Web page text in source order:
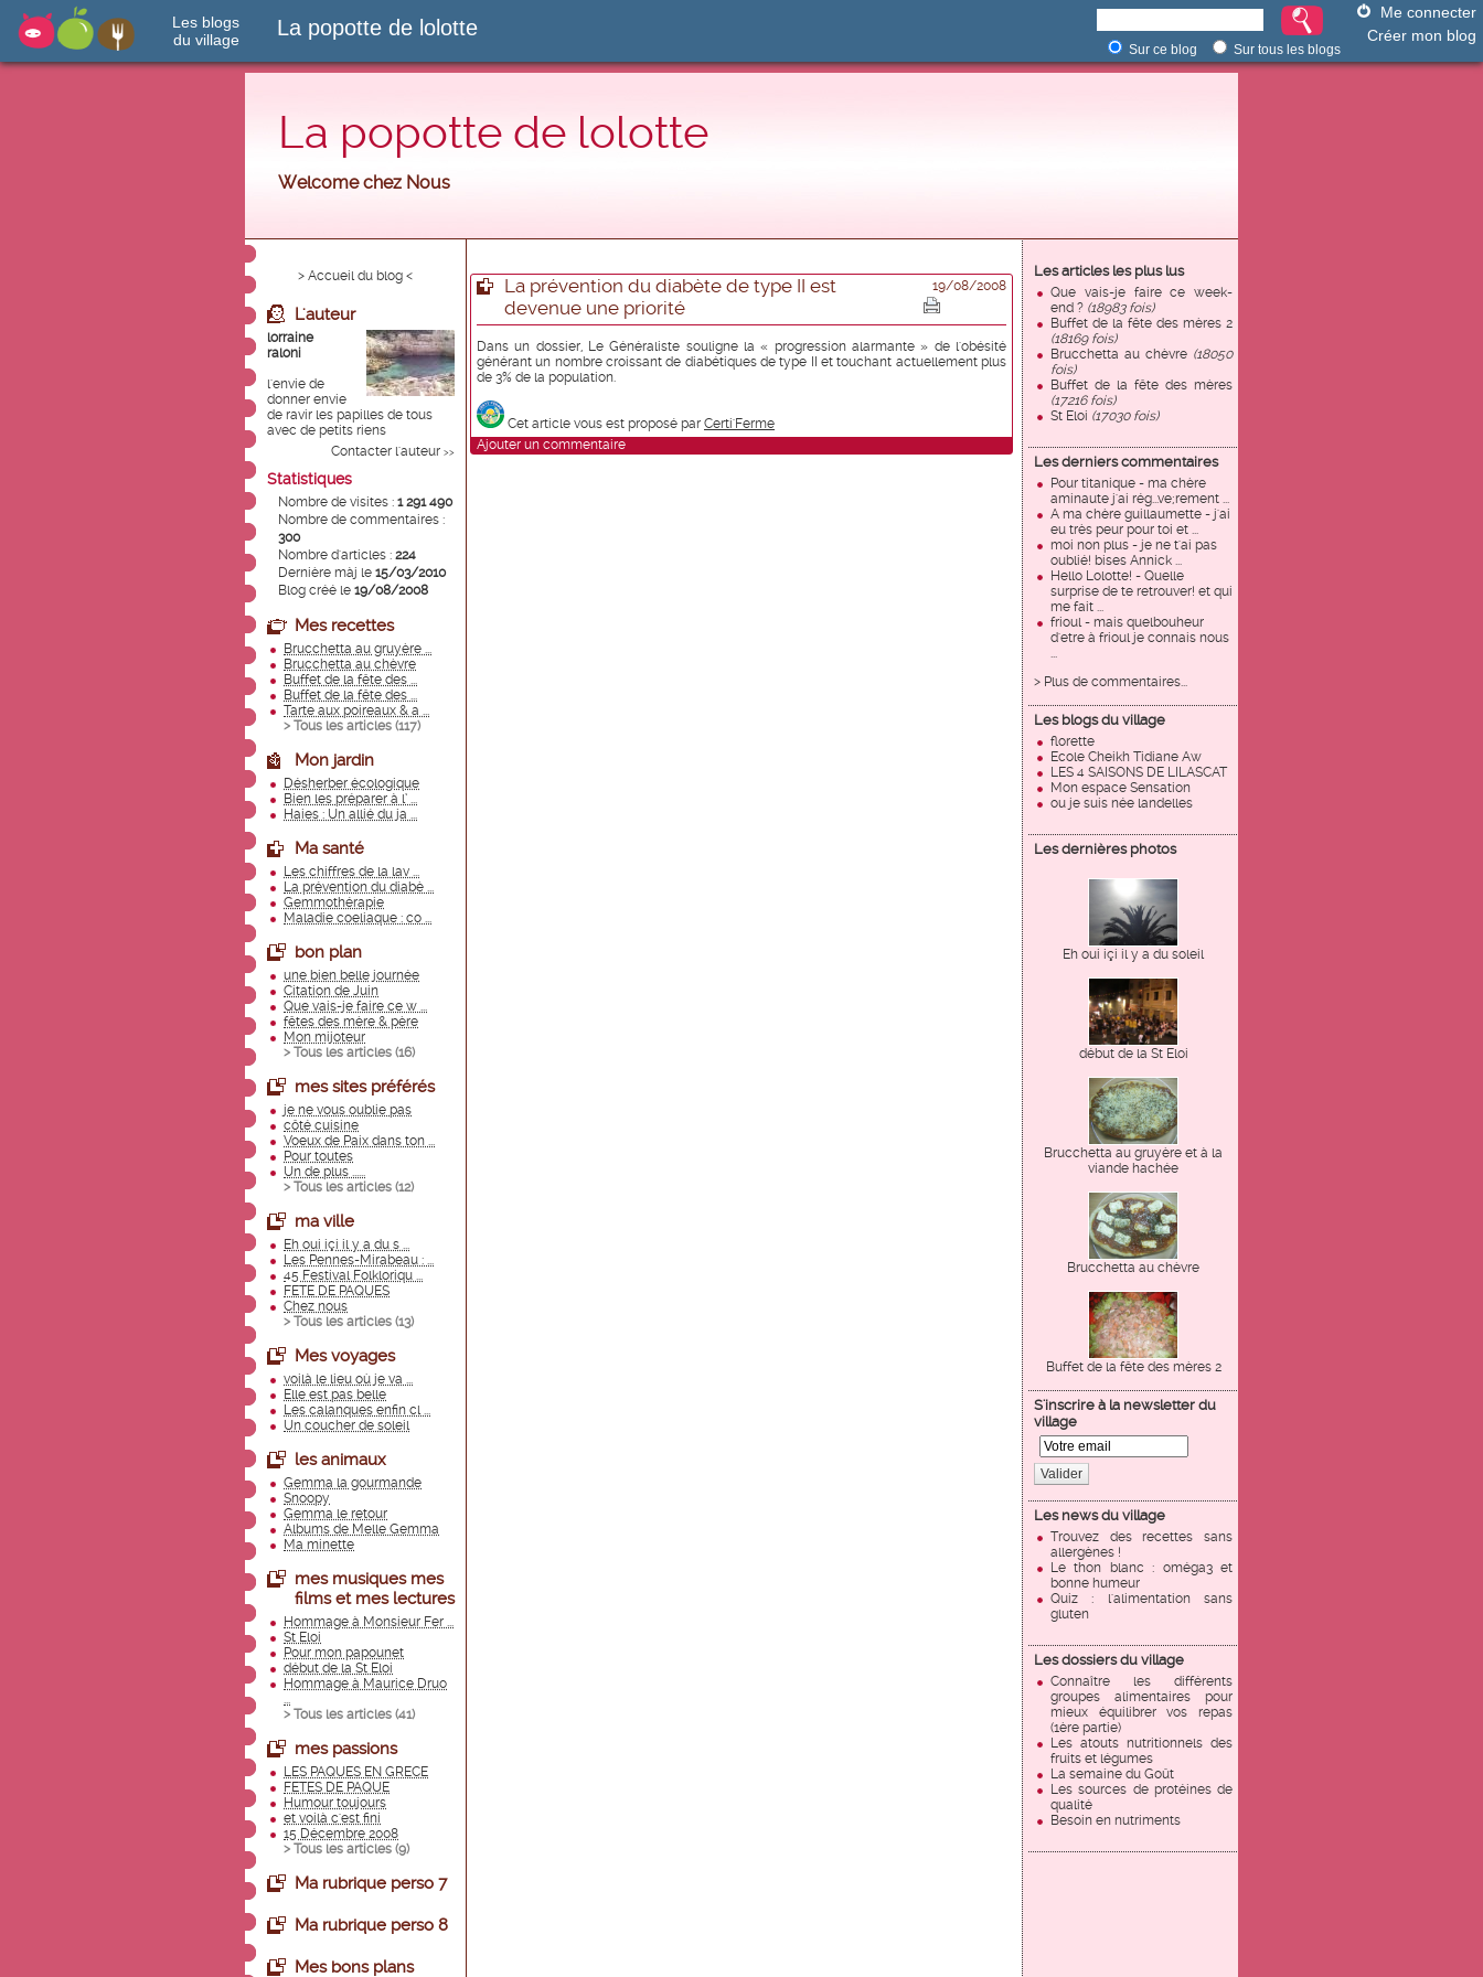
Les blogs
du village
La popotte de lolotte
Me connecter
Créer mon blog
Sur ce blog Sur tous les blogs
La popotte de lolotte
Welcome chez Nous
Les articles les plus lus
Que vais-je faire ce week-
end ? (18983 fois)
Buffet de la fête des mères 2
(18169 fois)
Brucchetta au chèvre (18050
fois)
Buffet de la fête des mères
(17216 fois)
St Eloi (17030 fois)
Les derniers commentaires
Pour titanique - ma chère
aminaute j'ai rég...ve;rement ...
A ma chère guillaumette - j'ai
eu très peur pour toi et ...
moi non plus - je ne t'ai pas
oublié! bises Annick ...
Hello Lolotte! - Quelle
surprise de te retrouver! et qui
me fait ...
frioul - mais quelbouheur
d'etre à frioul je connais nous
...
> Plus de commentaires...
Les blogs du village
florette
Ecole Cheikh Tidiane Aw
LES 4 SAISONS DE LILASCAT
Mon espace Sensation
ou je suis née landelles
Les dernières photos
Eh oui içi il y a du soleil
début de la St Eloi
Brucchetta au gruyère et à la
viande hachée
Brucchetta au chèvre
Buffet de la fête des mères 2
S'inscrire à la newsletter du
village
Valider
Les news du village
Trouvez des recettes sans
allergènes !
Le thon blanc : oméga3 et
bonne humeur
Quiz : l'alimentation sans
gluten
Les dossiers du village
Connaître les différents
groupes alimentaires pour
mieux équilibrer vos repas
(1ère partie)
Les atouts nutritionnels des
fruits et légumes
La semaine du Goût
Les sources de protéines de
qualité
Besoin en nutriments
> Accueil du blog <
L'auteur
lorraine
raloni
l'envie de
donner envie
de ravir les papilles de tous
avec de petits riens
Contacter l'auteur >>
Statistiques
Nombre de visites : 1 291 490
Nombre de commentaires :
300
Nombre d'articles : 224
Dernière màj le 15/03/2010
Blog créé le 19/08/2008
Mes recettes
Brucchetta au gruyère ...
Brucchetta au chèvre
Buffet de la fête des ...
Buffet de la fête des ...
Tarte aux poireaux & a ...
> Tous les articles (117)
Mon jardin
Désherber écologique
Bien les préparer à l’ ...
Haies : Un allié du ja ...
Ma santé
Les chiffres de la lav ...
La prévention du diabè ...
Gemmothérapie
Maladie coeliaque : co ...
bon plan
une bien belle journée
Citation de Juin
Que vais-je faire ce w ...
fêtes des mère & père
Mon mijoteur
> Tous les articles (16)
mes sites préférés
je ne vous oublie pas
côté cuisine
Voeux de Paix dans ton ...
Pour toutes
Un de plus ......
> Tous les articles (12)
ma ville
Eh oui içi il y a du s ...
Les Pennes-Mirabeau : ...
45 Festival Folkloriqu ...
FETE DE PAQUES
Chez nous
> Tous les articles (13)
Mes voyages
voilà le lieu où je va ...
Elle est pas belle
Les calanques enfin cl ...
Un coucher de soleil
les animaux
Gemma la gourmande
Snoopy
Gemma le retour
Albums de Melle Gemma
Ma minette
mes musiques mes
films et mes lectures
Hommage à Monsieur Fer ...
St Eloi
Pour mon papounet
début de la St Eloi
Hommage à Maurice Druo
...
> Tous les articles (41)
mes passions
LES PAQUES EN GRECE
FETES DE PAQUE
Humour toujours
et voilà c'est fini
15 Décembre 2008
> Tous les articles (9)
Ma rubrique perso 7
Ma rubrique perso 8
Mes bons plans
La prévention du diabète de type II est
devenue une priorité
19/08/2008
Dans un dossier, Le Généraliste souligne la « progression alarmante » de l'obésité
générant un nombre croissant de diabétiques de type II et touchant actuellement plus
de 3% de la population.
Cet article vous est proposé par Certi'Ferme
Ajouter un commentaire